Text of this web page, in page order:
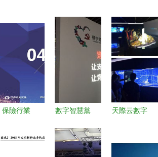
保險行業
季策略報告
數字智慧黨
能紅色文化
天際云數字